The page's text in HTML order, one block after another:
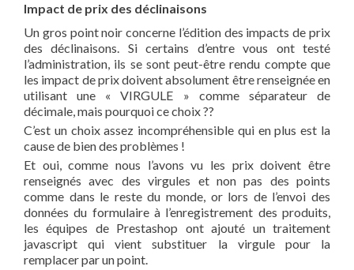
Impact de prix des déclinaisons
Un gros point noir concerne l’édition des impacts de prix
des déclinaisons. Si certains d’entre vous ont testé
l’administration, ils se sont peut-être rendu compte que
les impact de prix doivent absolument être renseignée en
utilisant une « VIRGULE » comme séparateur de
décimale, mais pourquoi ce choix ??
C’est un choix assez incompréhensible qui en plus est la
cause de bien des problèmes !
Et oui, comme nous l’avons vu les prix doivent être
renseignés avec des virgules et non pas des points
comme dans le reste du monde, or lors de l’envoi des
données du formulaire à l’enregistrement des produits,
les équipes de Prestashop ont ajouté un traitement
javascript qui vient substituer la virgule pour la
remplacer par un point.